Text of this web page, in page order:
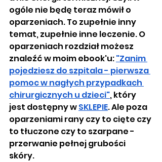
ogóle nie będę teraz mówił o
oparzeniach. To zupełnie inny
temat, zupełnie inne leczenie. O
oparzeniach rozdział możesz
znaleźć w moim ebook'u: "Zanim
pojedziesz do szpitala - pierwsza
pomoc w nagłych przypadkach
chirurgicznych u dzieci", który
jest dostępny w SKLEPIE. Ale poza
oparzeniami rany czy to cięte czy
to tłuczone czy to szarpane -
przerwanie pełnej grubości
skóry.